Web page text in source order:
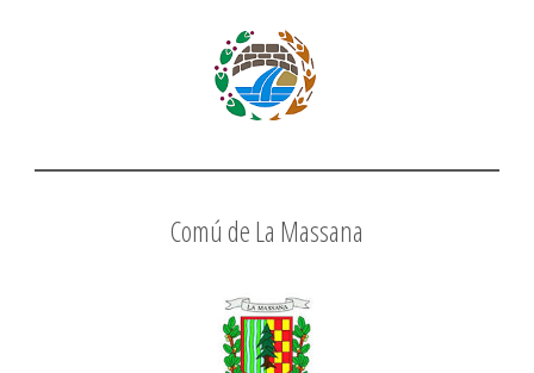
Comú de La Massana